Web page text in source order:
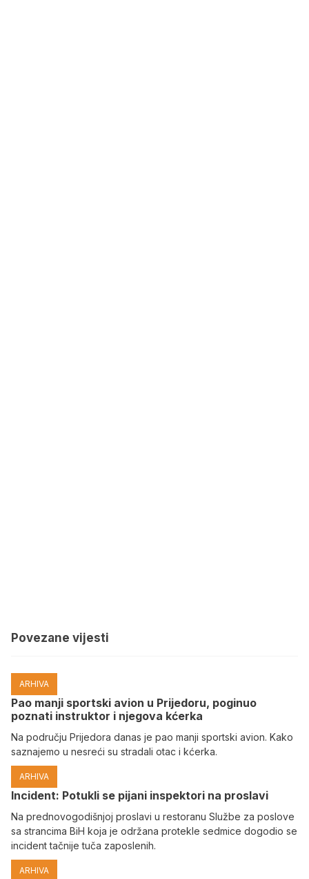
Povezane vijesti
ARHIVA
Pao manji sportski avion u Prijedoru, poginuo
poznati instruktor i njegova kćerka
Na području Prijedora danas je pao manji sportski avion. Kako
saznajemo u nesreći su stradali otac i kćerka.
ARHIVA
Incident: Potukli se pijani inspektori na proslavi
Na prednovogodišnjoj proslavi u restoranu Službe za poslove
sa strancima BiH koja je održana protekle sedmice dogodio se
incident tačnije tuča zaposlenih.
ARHIVA